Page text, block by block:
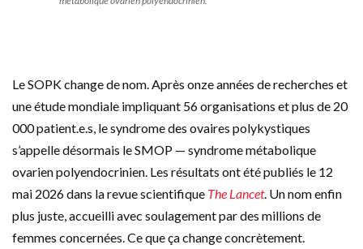
Le SOPK change de nom. Après onze années de recherches et
une étude mondiale impliquant 56 organisations et plus de 20
000 patient.e.s, le syndrome des ovaires polykystiques
s’appelle désormais le SMOP — syndrome métabolique
ovarien polyendocrinien. Les résultats ont été publiés le 12
mai 2026 dans la revue scientifique The Lancet. Un nom enfin
plus juste, accueilli avec soulagement par des millions de
femmes concernées. Ce que ça change concrètement.